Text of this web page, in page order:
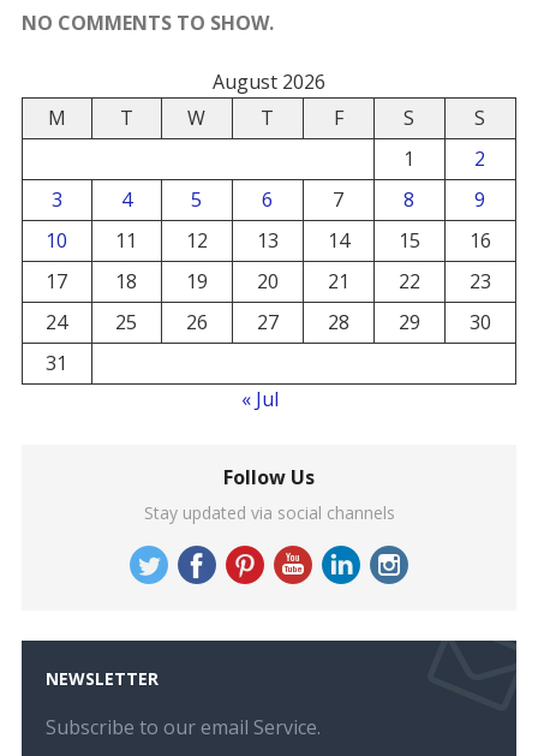
NO COMMENTS TO SHOW.
August 2026
M
T W T F S
S
1
2
3
4 5 6 7 8
9
10
11 12 13 14 15
16
17
18 19 20 21 22
23
24
25 26 27 28 29
30
31
« Jul
Follow Us
Stay updated via social channels
NEWSLETTER
Subscribe to our email Service.